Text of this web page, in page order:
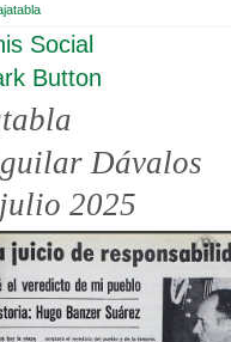
Dávalos
2025